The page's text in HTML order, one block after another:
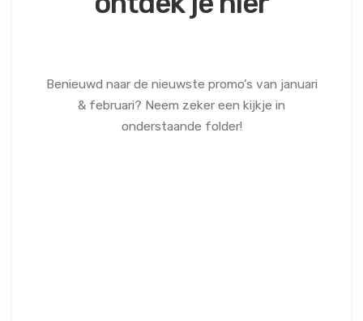
Benieuwd naar de nieuwste promo’s van januari
& februari? Neem zeker een kijkje in
onderstaande folder!